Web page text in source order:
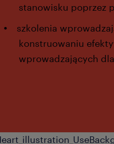
stanowisku poprzez
szkolenia
konstruowaniu
wprowadzających